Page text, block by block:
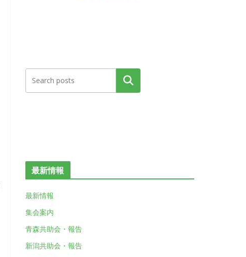
検索
最新情報
最新情報
集会案内
青森共助会・報告
新潟共助会・報告